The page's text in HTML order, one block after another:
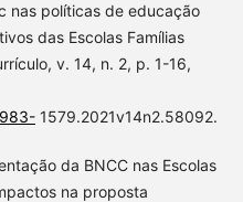
nas políticas de educação
das Escolas Famílias
v. 14, n. 2, p. 1-16,
1579.2021v14n2.58092.
da BNCC nas Escolas
na proposta